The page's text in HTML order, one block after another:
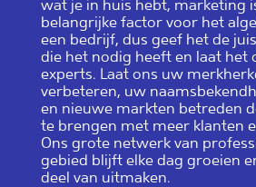
wat je in huis hebt, marketing
belangrijke factor voor het
een bedrijf, dus geef het de
die het nodig heeft en laat het
experts. Laat ons uw
verbeteren, uw
en nieuwe markten betreden
te brengen met meer klanten
Ons grote netwerk van
gebied blijft elke dag groeien
deel van uitmaken.